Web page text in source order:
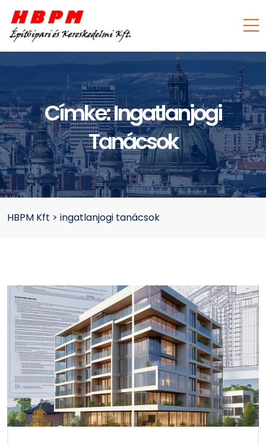
Címke:Ingatlanjogi
Tanácsok
HBPM Kft > ingatlanjogi tanácsok